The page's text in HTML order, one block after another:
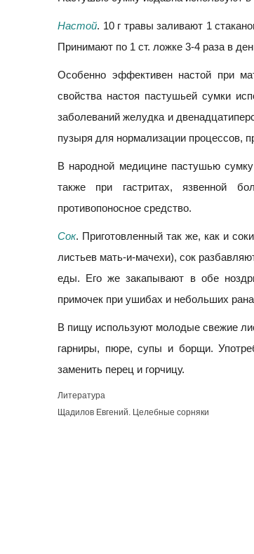
Настой. 10 г травы заливают 1
Принимают по 1 ст. ложке 3-4 раза в
Особенно эффективен настой при
свойства настоя пастушьей сумки
заболеваний желудка и
пузыря для нормализации процессов,
В народной медицине пастушью
также при гастритах, язвенной
противопоносное средство.
Сок. Приготовленный так же, как и
листьев мать-и-мачехи), сок
еды. Его же закапывают в обе
примочек при ушибах и небольших
В пищу используют молодые свежие
гарниры, пюре, супы и борщи.
заменить перец и горчицу.
Литература
Щадилов Евгений. Целебные сорняки